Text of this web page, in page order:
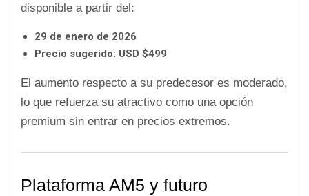
disponible a partir del:
29 de enero de 2026
Precio sugerido: USD $499
El aumento respecto a su predecesor es moderado,
lo que refuerza su atractivo como una opción
premium sin entrar en precios extremos.
Plataforma AM5 y futuro